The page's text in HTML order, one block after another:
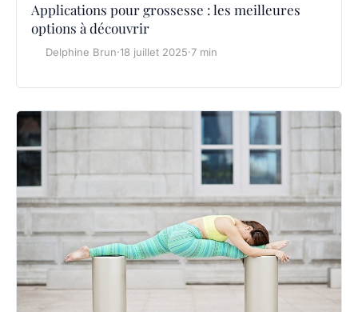
Applications pour grossesse : les meilleures
options à découvrir
Delphine Brun·18 juillet 2025·7 min